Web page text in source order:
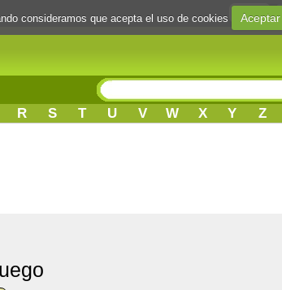
Login
R S T U V W X Y Z
consideramos que acepta el uso de cookies Aceptar